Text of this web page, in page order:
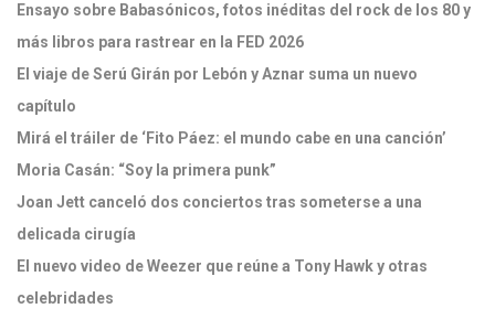
Ensayo sobre Babasónicos, fotos inéditas del rock de los 80 y
más libros para rastrear en la FED 2026
El viaje de Serú Girán por Lebón y Aznar suma un nuevo
capítulo
Mirá el tráiler de ‘Fito Páez: el mundo cabe en una canción’
Moria Casán: “Soy la primera punk”
Joan Jett canceló dos conciertos tras someterse a una
delicada cirugía
El nuevo video de Weezer que reúne a Tony Hawk y otras
celebridades